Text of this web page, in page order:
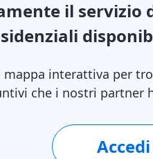
il servizio
mappa interattiva per
che i nostri partner